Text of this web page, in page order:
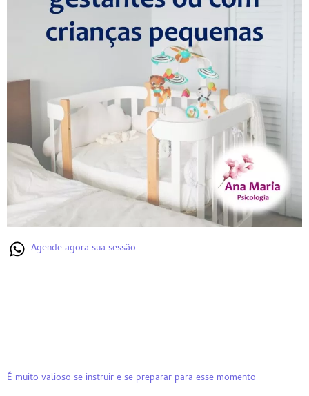
Agende agora sua sessão
É muito valioso se instruir e se preparar para esse momento